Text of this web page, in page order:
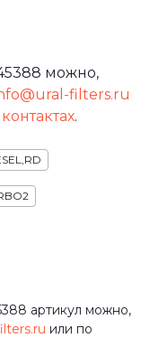
можно,
filters.ru
.
артикул можно,
или по